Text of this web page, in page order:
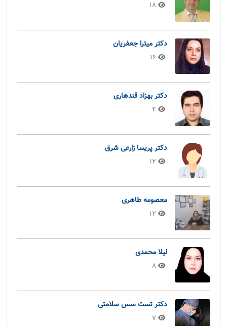
18
دکتر میترا جعفریان
16
دکتر بهزاد قندهاری
4
دکتر پریسا زارعی شرق
12
معصومه طاهری
12
لیلا محمدی
8
دکتر تست سس سلامتی
7